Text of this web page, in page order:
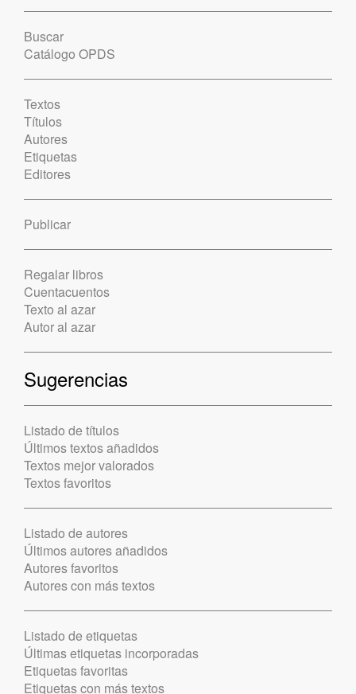
Buscar
Catálogo OPDS
Textos
Títulos
Autores
Etiquetas
Editores
Publicar
Regalar libros
Cuentacuentos
Texto al azar
Autor al azar
Sugerencias
Listado de títulos
Últimos textos añadidos
Textos mejor valorados
Textos favoritos
Listado de autores
Últimos autores añadidos
Autores favoritos
Autores con más textos
Listado de etiquetas
Últimas etiquetas incorporadas
Etiquetas favoritas
Etiquetas con más textos